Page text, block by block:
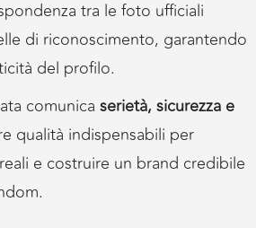
tra le foto ufficiali
di riconoscimento, garantendo
del profilo.
comunica serietà, sicurezza e
qualità indispensabili per
e costruire un brand credibile